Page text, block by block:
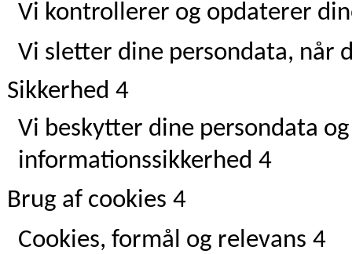
Vi kontrollerer og opdaterer
Vi sletter dine persondata, når
Sikkerhed 4
Vi beskytter dine persondata
informationssikkerhed 4
Brug af cookies 4
Cookies, formål og relevans 4